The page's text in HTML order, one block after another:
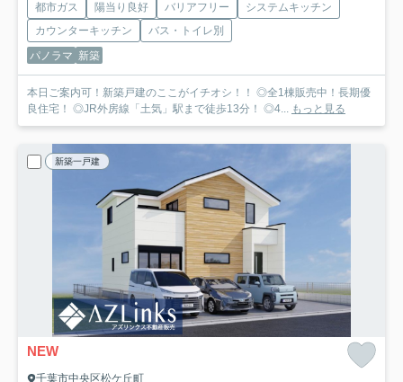
都市ガス 陽当り良好 バリアフリー
システムキッチン
カウンターキッチン
バス・トイレ別
パノラマ 新築
本日ご案内可！新築戸建のここがイチオシ！！ ◎全1棟販売中！長期優
良住宅！ ◎JR外房線「土気」駅まで徒歩13分！ ◎4... もっと見る
新築一戸建
NEW
千葉市中央区松ケ丘町